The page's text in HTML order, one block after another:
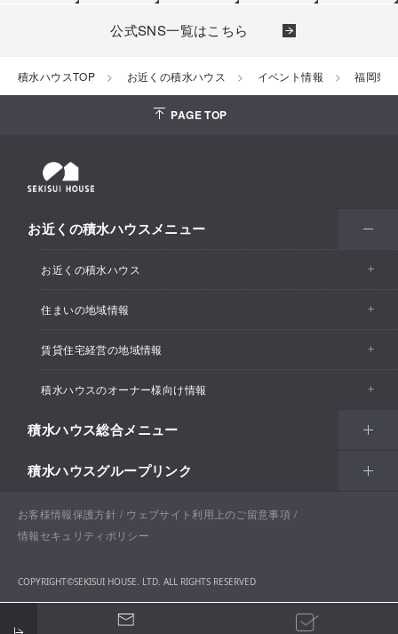
公式SNS一覧はこちら
積水ハウスTOP お近くの積水ハウス イベント情報 福岡県
PAGE TOP
お近くの積水ハウスメニュー
お近くの積水ハウス
お近くの積水ハウストップ
住まいの地域情報
イベント情報
住宅展示場・ショールーム情報
分譲住宅・土地
戸建住宅
賃貸住宅経営の地域情報
イベント情報
支店・事業所情報
賃貸住宅経営（シャーメゾン）
土地活用
積水ハウスのオーナー様向け情報
カスタマーズセンター
リフォーム
Netオーナーズクラブ
積水ハウス総合メニュー
住まい
戸建住宅
分譲マンション（グランドメゾン）
土地活用
開発事業
積水ハウスグループリンク
積水ハウス ノイエ株式会社
積水ハウスリフォーム（オーナー様向けリフォーム）
お客様情報保護方針
ウェブサイト利用上のご留意事項
情報セキュリティポリシー
COPYRIGHT©SEKISUI HOUSE. LTD. ALL RIGHTS RESERVED